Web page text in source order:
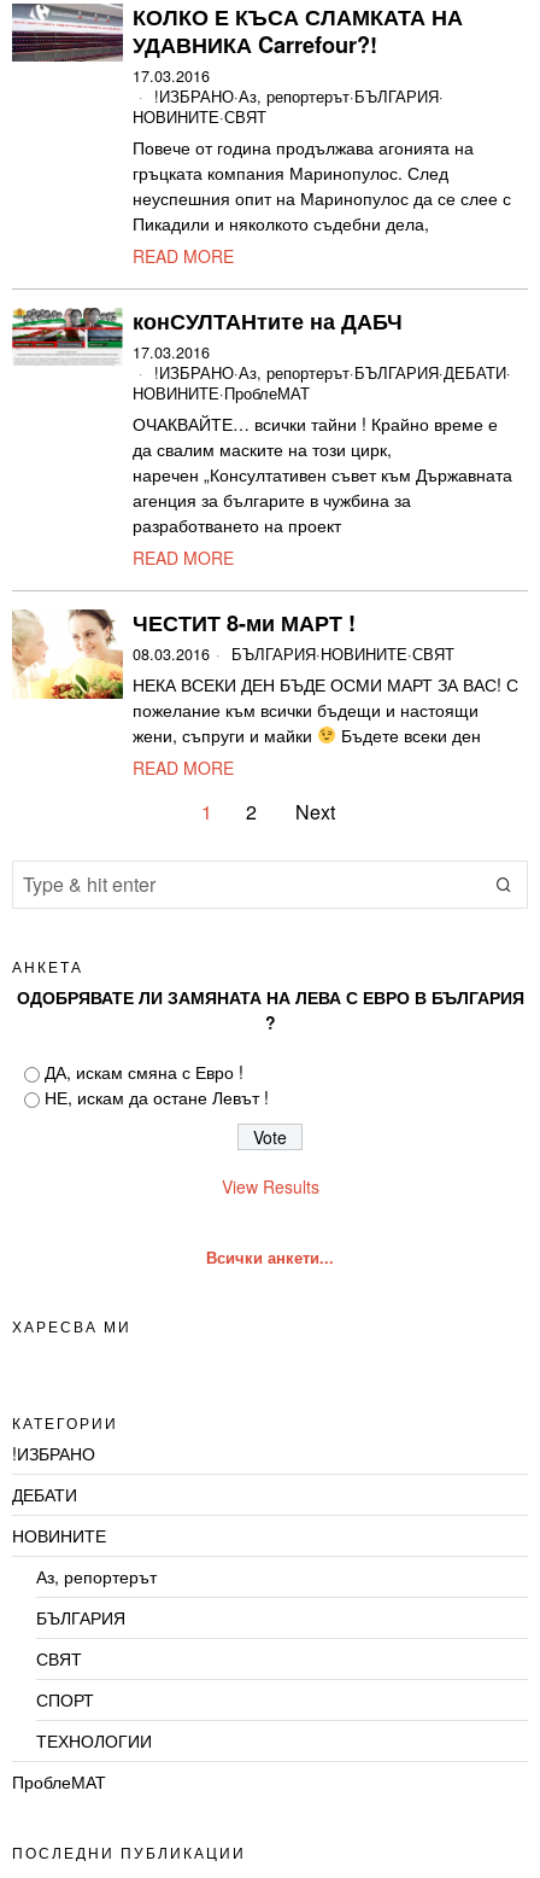
КОЛКО Е КЪСА СЛАМКАТА НА
УДАВНИКА Carrefour?!
17.03.2016
!ИЗБРАНО·Аз, репортерът·БЪЛГАРИЯ·
НОВИНИТЕ·СВЯТ
Повече от година продължава агонията на
гръцката компания Маринопулос. След
неуспешния опит на Маринопулос да се слее с
Пикадили и няколкото съдебни дела,
READ MORE
конСУЛТАНтите на ДАБЧ
17.03.2016
!ИЗБРАНО·Аз, репортерът·БЪЛГАРИЯ·ДЕБАТИ·
НОВИНИТЕ·ПроблеМАТ
ОЧАКВАЙТЕ… всички тайни ! Крайно време е
да свалим маските на този цирк,
наречен „Консултативен съвет към Държавната
агенция за българите в чужбина за
разработването на проект
READ MORE
ЧЕСТИТ 8-ми МАРТ !
08.03.2016 БЪЛГАРИЯ·НОВИНИТЕ·СВЯТ
НЕКА ВСЕКИ ДЕН БЪДЕ ОСМИ МАРТ ЗА ВАС! С
пожелание към всички бъдещи и настоящи
жени, съпруги и майки
Бъдете всеки ден
READ MORE
1 2 Next
АНКЕТА
ОДОБРЯВАТЕ ЛИ ЗАМЯНАТА НА ЛЕВА С ЕВРО В БЪЛГАРИЯ
?
ДА, искам смяна с Евро !
НЕ, искам да остане Левът !
View Results
Всички анкети...
ХАРЕСВА МИ
КАТЕГОРИИ
!ИЗБРАНО
ДЕБАТИ
НОВИНИТЕ
Аз, репортерът
БЪЛГАРИЯ
СВЯТ
СПОРТ
ТЕХНОЛОГИИ
ПроблеМАТ
ПОСЛЕДНИ ПУБЛИКАЦИИ